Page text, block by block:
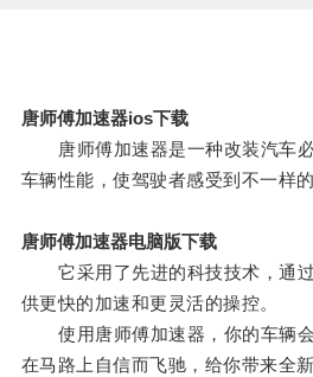
唐师傅加速器ios下载
唐师傅加速器是一种改装汽车必
车辆性能，使驾驶者感受到不一样的
唐师傅加速器电脑版下载
它采用了先进的科技技术，通过
供更快的加速和更灵活的操控。
使用唐师傅加速器，你的车辆会
在马路上自信而飞驰，给你带来全